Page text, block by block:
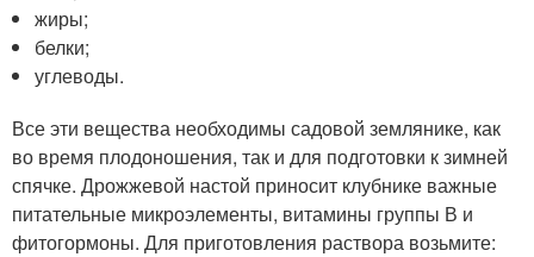
жиры;
белки;
углеводы.
Все эти вещества необходимы садовой землянике, как
во время плодоношения, так и для подготовки к зимней
спячке. Дрожжевой настой приносит клубнике важные
питательные микроэлементы, витамины группы В и
фитогормоны. Для приготовления раствора возьмите: